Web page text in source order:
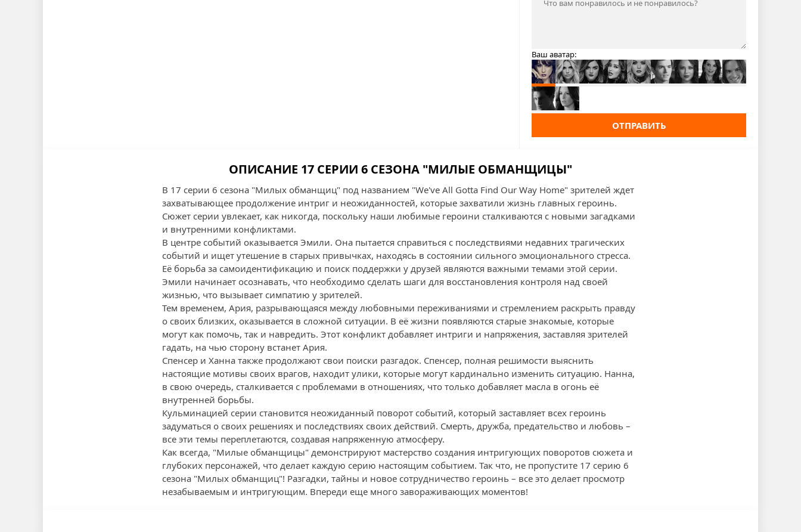
Ваш аватар:
ОТПРАВИТЬ
ОПИСАНИЕ 17 СЕРИИ 6 СЕЗОНА "МИЛЫЕ ОБМАНЩИЦЫ"
В 17 серии 6 сезона "Милых обманщиц" под названием "We've All Gotta Find Our Way Home" зрителей ждет
захватывающее продолжение интриг и неожиданностей, которые захватили жизнь главных героинь.
Сюжет серии увлекает, как никогда, поскольку наши любимые героини сталкиваются с новыми загадками
и внутренними конфликтами.
В центре событий оказывается Эмили. Она пытается справиться с последствиями недавних трагических
событий и ищет утешение в старых привычках, находясь в состоянии сильного эмоционального стресса.
Её борьба за самоидентификацию и поиск поддержки у друзей являются важными темами этой серии.
Эмили начинает осознавать, что необходимо сделать шаги для восстановления контроля над своей
жизнью, что вызывает симпатию у зрителей.
Тем временем, Ария, разрывающаяся между любовными переживаниями и стремлением раскрыть правду
о своих близких, оказывается в сложной ситуации. В её жизни появляются старые знакомые, которые
могут как помочь, так и навредить. Этот конфликт добавляет интриги и напряжения, заставляя зрителей
гадать, на чью сторону встанет Ария.
Спенсер и Ханна также продолжают свои поиски разгадок. Спенсер, полная решимости выяснить
настоящие мотивы своих врагов, находит улики, которые могут кардинально изменить ситуацию. Hанна,
в свою очередь, сталкивается с проблемами в отношениях, что только добавляет масла в огонь её
внутренней борьбы.
Кульминацией серии становится неожиданный поворот событий, который заставляет всех героинь
задуматься о своих решениях и последствиях своих действий. Смерть, дружба, предательство и любовь –
все эти темы переплетаются, создавая напряженную атмосферу.
Как всегда, "Милые обманщицы" демонстрируют мастерство создания интригующих поворотов сюжета и
глубоких персонажей, что делает каждую серию настоящим событием. Так что, не пропустите 17 серию 6
сезона "Милых обманщиц"! Разгадки, тайны и новое сотрудничество героинь – все это делает просмотр
незабываемым и интригующим. Впереди еще много завораживающих моментов!